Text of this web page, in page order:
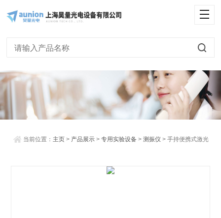
当前位置： 主页 > 产品展示 >专用实验设备 >测振仪 > 手持便携式激光